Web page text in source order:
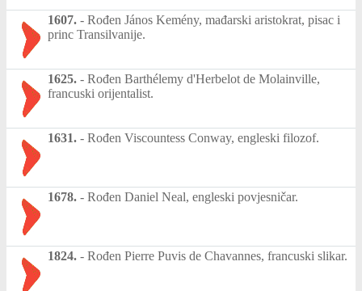
1607. - Rođen János Kemény, mađarski aristokrat, pisac i
princ Transilvanije.
1625. - Rođen Barthélemy d'Herbelot de Molainville,
francuski orijentalist.
1631. - Rođen Viscountess Conway, engleski filozof.
1678. - Rođen Daniel Neal, engleski povjesničar.
1824. - Rođen Pierre Puvis de Chavannes, francuski slikar.